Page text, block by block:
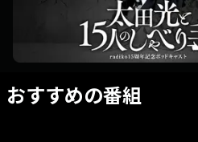
おすすめの番組